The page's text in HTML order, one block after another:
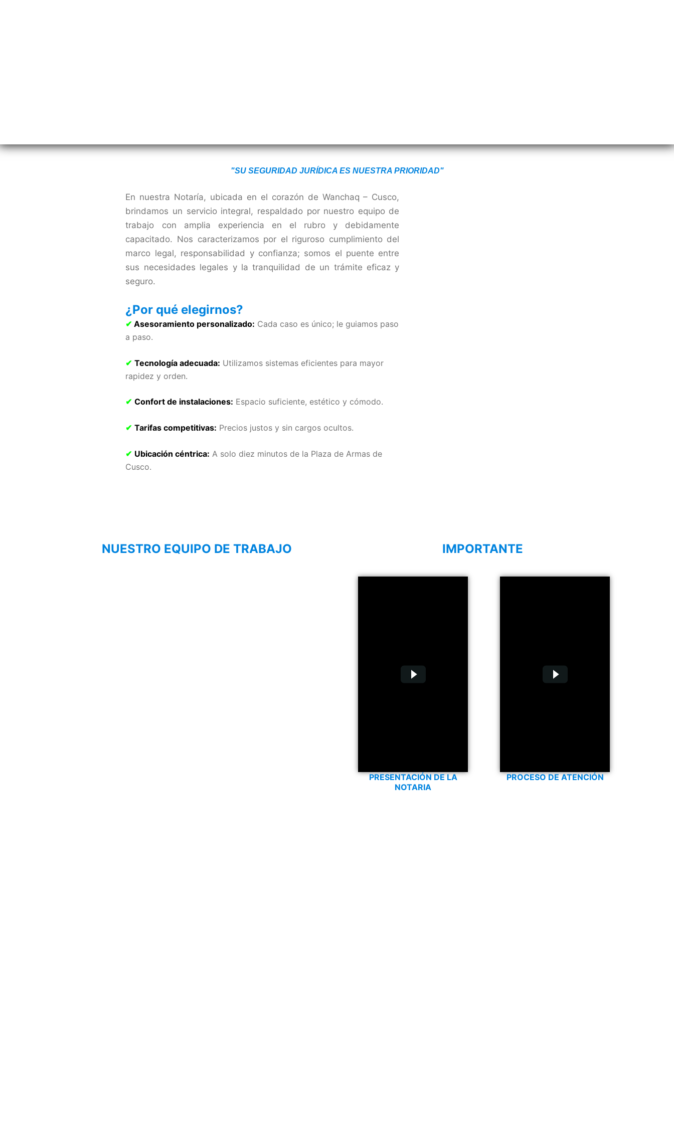
"SU SEGURIDAD JURÍDICA ES NUESTRA PRIORIDAD"
En nuestra Notaría, ubicada en el corazón de Wanchaq – Cusco,
brindamos un servicio integral, respaldado por nuestro equipo de
trabajo con amplia experiencia en el rubro y debidamente
capacitado. Nos caracterizamos por el riguroso cumplimiento del
marco legal, responsabilidad y confianza; somos el puente entre
sus necesidades legales y la tranquilidad de un trámite eficaz y
seguro.
¿Por qué elegirnos?
✔Asesoramiento personalizado: Cada caso es único; le guiamos paso
a paso.
✔ Tecnología adecuada: Utilizamos sistemas eficientes para mayor
rapidez y orden.
✔ Confort de instalaciones: Espacio suficiente, estético y cómodo.
✔ Tarifas competitivas: Precios justos y sin cargos ocultos.
✔ Ubicación céntrica: A solo diez minutos de la Plaza de Armas de
Cusco.
NUESTRO EQUIPO DE TRABAJO IMPORTANTE
PRESENTACIÓN DE LA
NOTARIA
PROCESO DE ATENCIÓN